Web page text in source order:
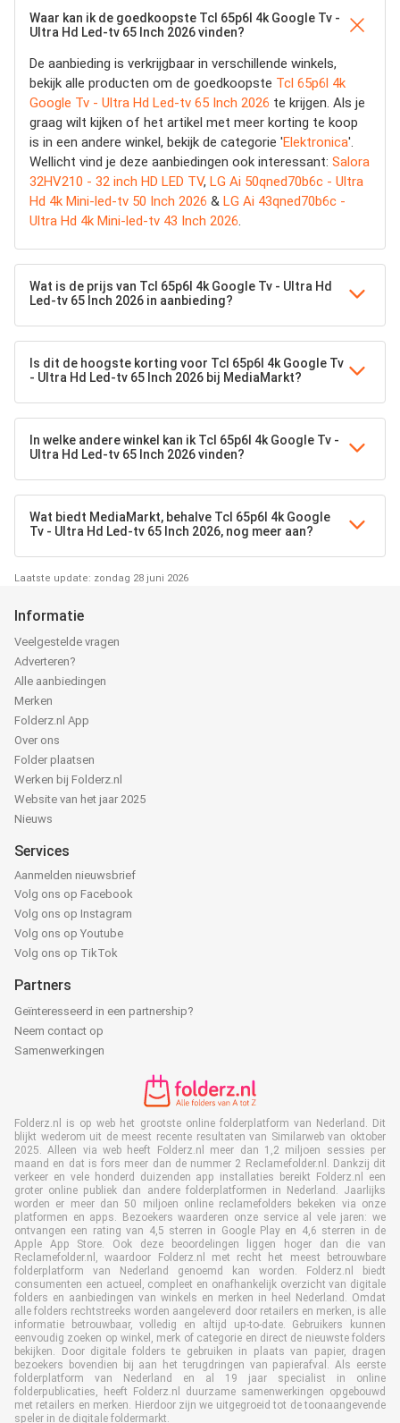
Waar kan ik de goedkoopste Tcl 65p6l 4k Google Tv -
Ultra Hd Led-tv 65 Inch 2026 vinden?
De aanbieding is verkrijgbaar in verschillende winkels,
bekijk alle producten om de goedkoopste Tcl 65p6l 4k
Google Tv - Ultra Hd Led-tv 65 Inch 2026 te krijgen. Als je
graag wilt kijken of het artikel met meer korting te koop
is in een andere winkel, bekijk de categorie 'Elektronica'.
Wellicht vind je deze aanbiedingen ook interessant: Salora
32HV210 - 32 inch HD LED TV, LG Ai 50qned70b6c - Ultra
Hd 4k Mini-led-tv 50 Inch 2026 & LG Ai 43qned70b6c -
Ultra Hd 4k Mini-led-tv 43 Inch 2026.
Wat is de prijs van Tcl 65p6l 4k Google Tv - Ultra Hd
Led-tv 65 Inch 2026 in aanbieding?
Is dit de hoogste korting voor Tcl 65p6l 4k Google Tv
- Ultra Hd Led-tv 65 Inch 2026 bij MediaMarkt?
In welke andere winkel kan ik Tcl 65p6l 4k Google Tv -
Ultra Hd Led-tv 65 Inch 2026 vinden?
Wat biedt MediaMarkt, behalve Tcl 65p6l 4k Google
Tv - Ultra Hd Led-tv 65 Inch 2026, nog meer aan?
Laatste update: zondag 28 juni 2026
Informatie
Veelgestelde vragen
Adverteren?
Alle aanbiedingen
Merken
Folderz.nl App
Over ons
Folder plaatsen
Werken bij Folderz.nl
Website van het jaar 2025
Nieuws
Services
Aanmelden nieuwsbrief
Volg ons op Facebook
Volg ons op Instagram
Volg ons op Youtube
Volg ons op TikTok
Partners
Geïnteresseerd in een partnership?
Neem contact op
Samenwerkingen
Folderz.nl is op web het grootste online folderplatform van Nederland. Dit
blijkt wederom uit de meest recente resultaten van Similarweb van oktober
2025. Alleen via web heeft Folderz.nl meer dan 1,2 miljoen sessies per
maand en dat is fors meer dan de nummer 2 Reclamefolder.nl. Dankzij dit
verkeer en vele honderd duizenden app installaties bereikt Folderz.nl een
groter online publiek dan andere folderplatformen in Nederland. Jaarlijks
worden er meer dan 50 miljoen online reclamefolders bekeken via onze
platformen en apps. Bezoekers waarderen onze service al vele jaren: we
ontvangen een rating van 4,5 sterren in Google Play en 4,6 sterren in de
Apple App Store. Ook deze beoordelingen liggen hoger dan die van
Reclamefolder.nl, waardoor Folderz.nl met recht het meest betrouwbare
folderplatform van Nederland genoemd kan worden. Folderz.nl biedt
consumenten een actueel, compleet en onafhankelijk overzicht van digitale
folders en aanbiedingen van winkels en merken in heel Nederland. Omdat
alle folders rechtstreeks worden aangeleverd door retailers en merken, is alle
informatie betrouwbaar, volledig en altijd up-to-date. Gebruikers kunnen
eenvoudig zoeken op winkel, merk of categorie en direct de nieuwste folders
bekijken. Door digitale folders te gebruiken in plaats van papier, dragen
bezoekers bovendien bij aan het terugdringen van papierafval. Als eerste
folderplatform van Nederland en al 19 jaar specialist in online
folderpublicaties, heeft Folderz.nl duurzame samenwerkingen opgebouwd
met retailers en merken. Hierdoor zijn we uitgegroeid tot de toonaangevende
speler in de digitale foldermarkt.